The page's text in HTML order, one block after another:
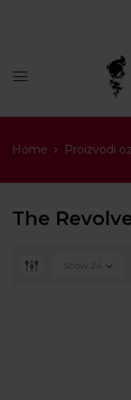
Home Proizvodi
The
Show 24